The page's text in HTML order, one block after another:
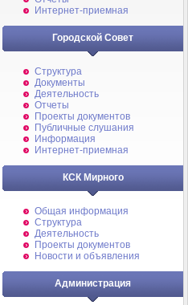
Интернет-приемная
Городской Совет
Структура
Документы
Деятельность
Отчеты
Проекты документов
Публичные слушания
Информация
Интернет-приемная
КСК Мирного
Общая информация
Структура
Деятельность
Проекты документов
Новости и объявления
Администрация